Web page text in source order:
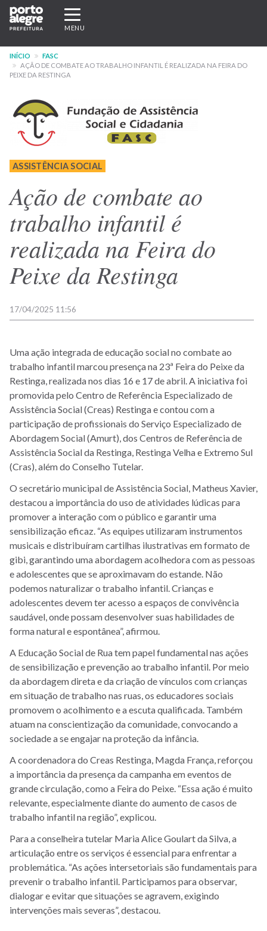
Pular
para
conteúdo
principal
Expandir/recolher
navegação
MENU
INÍCIO
FASC
AÇÃO DE COMBATE AO TRABALHO INFANTIL É REALIZADA NA FEIRA DO
PEIXE DA RESTINGA
ASSISTÊNCIA SOCIAL
Ação de combate ao
trabalho infantil é
realizada na Feira do
Peixe da Restinga
17/04/2025 11:56
Uma ação integrada de educação social no combate ao
trabalho infantil marcou presença na 23ª Feira do Peixe da
Restinga, realizada nos dias 16 e 17 de abril. A iniciativa foi
promovida pelo Centro de Referência Especializado de
Assistência Social (Creas) Restinga e contou com a
participação de profissionais do Serviço Especializado de
Abordagem Social (Amurt), dos Centros de Referência de
Assistência Social da Restinga, Restinga Velha e Extremo Sul
(Cras), além do Conselho Tutelar.
O secretário municipal de Assistência Social, Matheus Xavier,
destacou a importância do uso de atividades lúdicas para
promover a interação com o público e garantir uma
sensibilização eficaz. “As equipes utilizaram instrumentos
musicais e distribuíram cartilhas ilustrativas em formato de
gibi, garantindo uma abordagem acolhedora com as pessoas
e adolescentes que se aproximavam do estande. Não
podemos naturalizar o trabalho infantil. Crianças e
adolescentes devem ter acesso a espaços de convivência
saudável, onde possam desenvolver suas habilidades de
forma natural e espontânea”, afirmou.
A Educação Social de Rua tem papel fundamental nas ações
de sensibilização e prevenção ao trabalho infantil. Por meio
da abordagem direta e da criação de vínculos com crianças
em situação de trabalho nas ruas, os educadores sociais
promovem o acolhimento e a escuta qualificada. Também
atuam na conscientização da comunidade, convocando a
sociedade a se engajar na proteção da infância.
A coordenadora do Creas Restinga, Magda França, reforçou
a importância da presença da campanha em eventos de
grande circulação, como a Feira do Peixe. “Essa ação é muito
relevante, especialmente diante do aumento de casos de
trabalho infantil na região”, explicou.
Para a conselheira tutelar Maria Alice Goulart da Silva, a
articulação entre os serviços é essencial para enfrentar a
problemática. “As ações intersetoriais são fundamentais para
prevenir o trabalho infantil. Participamos para observar,
dialogar e evitar que situações se agravem, exigindo
intervenções mais severas”, destacou.